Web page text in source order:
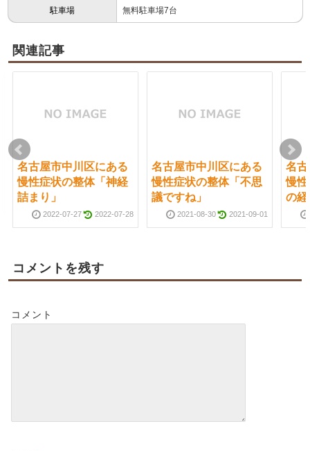
駐車場 無料駐車場7台
関連記事
名古屋市中川区にある
慢性症状の整体「神経
詰まり」
2022-07-27 2022-07-28
名古屋市中川区にある
慢性症状の整体「不思
議ですね」
2021-08-30 2021-09-01
名
慢
の
コメントを残す
コメント